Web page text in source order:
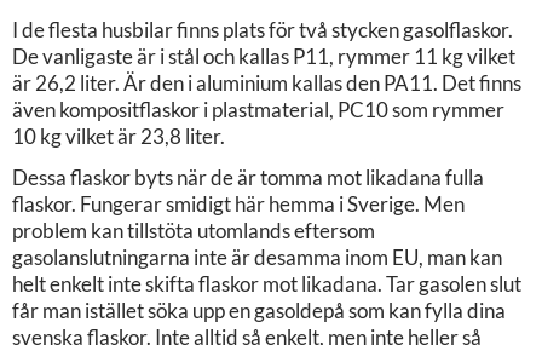
I de flesta husbilar finns plats för två stycken gasolflaskor.
De vanligaste är i stål och kallas P11, rymmer 11 kg vilket
är 26,2 liter. Är den i aluminium kallas den PA11. Det finns
även kompositflaskor i plastmaterial, PC10 som rymmer
10 kg vilket är 23,8 liter.
Dessa flaskor byts när de är tomma mot likadana fulla
flaskor. Fungerar smidigt här hemma i Sverige. Men
problem kan tillstöta utomlands eftersom
gasolanslutningarna inte är desamma inom EU, man kan
helt enkelt inte skifta flaskor mot likadana. Tar gasolen slut
får man istället söka upp en gasoldepå som kan fylla dina
svenska flaskor. Inte alltid så enkelt, men inte heller så